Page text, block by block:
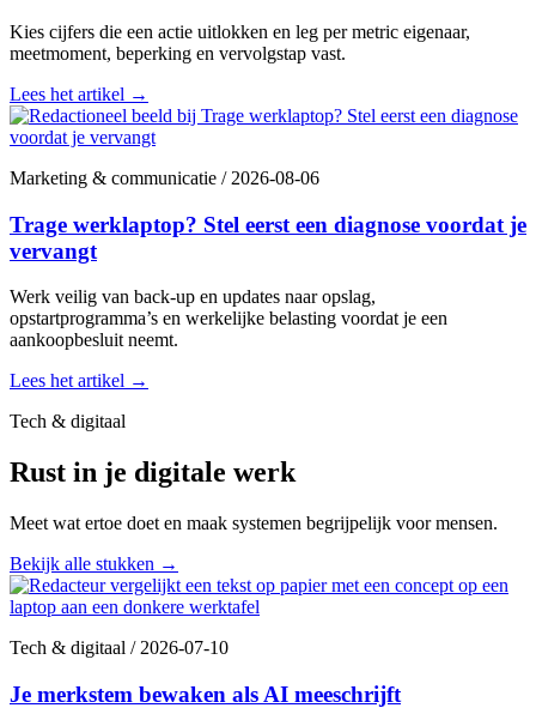
Kies cijfers die een actie uitlokken en leg per metric eigenaar,
meetmoment, beperking en vervolgstap vast.
Lees het artikel →
Marketing & communicatie /2026-08-06
Trage werklaptop? Stel eerst een diagnose voordat je
vervangt
Werk veilig van back-up en updates naar opslag,
opstartprogramma’s en werkelijke belasting voordat je een
aankoopbesluit neemt.
Lees het artikel →
Tech & digitaal
Rust in je digitale werk
Meet wat ertoe doet en maak systemen begrijpelijk voor mensen.
Bekijk alle stukken →
Tech & digitaal /2026-07-10
Je merkstem bewaken als AI meeschrijft